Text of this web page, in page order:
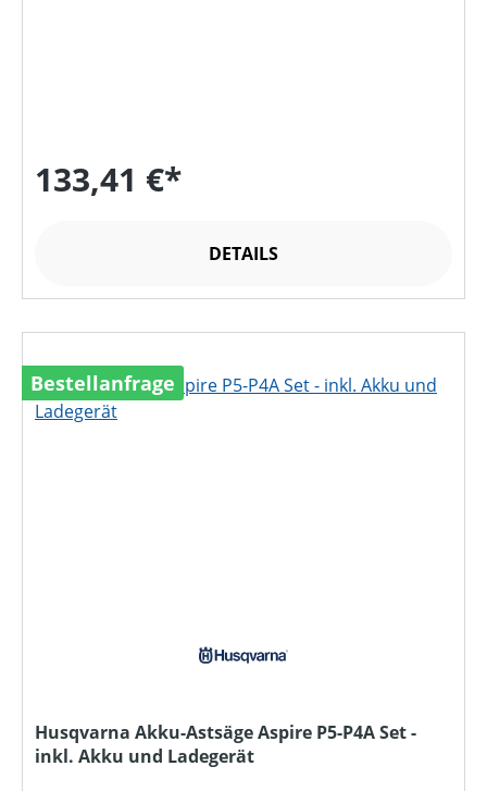
133,41 €*
DETAILS
Bestellanfrage
Husqvarna Akku-Astsäge Aspire P5-P4A Set -
inkl. Akku und Ladegerät